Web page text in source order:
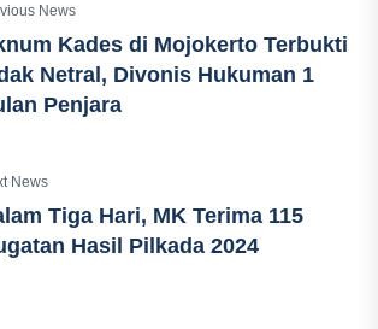
News
Kades di Mojokerto Terbukti
Netral, Divonis Hukuman 1
Penjara
News
Tiga Hari, MK Terima 115
Hasil Pilkada 2024